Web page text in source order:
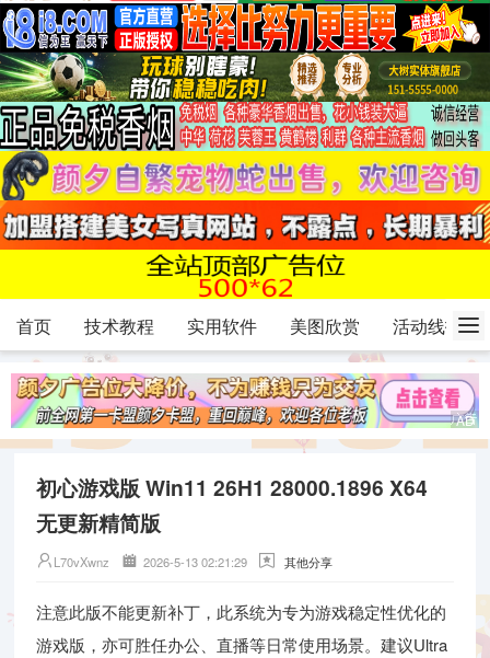
首页 技术教程 实用软件 美图欣赏 活动线报
初心游戏版 Win11 26H1 28000.1896 X64
无更新精简版
L70vXwnz 2026-5-13 02:21:29 其他分享
注意此版不能更新补丁，此系统为专为游戏稳定性优化的
游戏版，亦可胜任办公、直播等日常使用场景。建议Ultra